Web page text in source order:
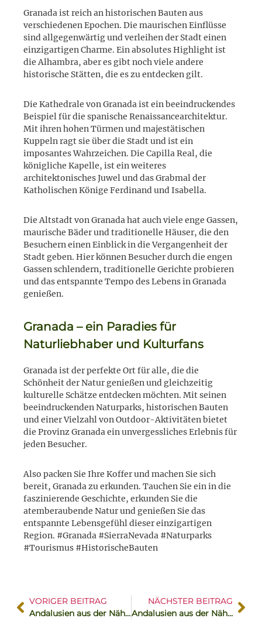
Granada ist reich an historischen Bauten aus
verschiedenen Epochen. Die maurischen Einflüsse
sind allgegenwärtig und verleihen der Stadt einen
einzigartigen Charme. Ein absolutes Highlight ist
die Alhambra, aber es gibt noch viele andere
historische Stätten, die es zu entdecken gilt.
Die Kathedrale von Granada ist ein beeindruckendes
Beispiel für die spanische Renaissancearchitektur.
Mit ihren hohen Türmen und majestätischen
Kuppeln ragt sie über die Stadt und ist ein
imposantes Wahrzeichen. Die Capilla Real, die
königliche Kapelle, ist ein weiteres
architektonisches Juwel und das Grabmal der
Katholischen Könige Ferdinand und Isabella.
Die Altstadt von Granada hat auch viele enge Gassen,
maurische Bäder und traditionelle Häuser, die den
Besuchern einen Einblick in die Vergangenheit der
Stadt geben. Hier können Besucher durch die engen
Gassen schlendern, traditionelle Gerichte probieren
und das entspannte Tempo des Lebens in Granada
genießen.
Granada – ein Paradies für
Naturliebhaber und Kulturfans
Granada ist der perfekte Ort für alle, die die
Schönheit der Natur genießen und gleichzeitig
kulturelle Schätze entdecken möchten. Mit seinen
beeindruckenden Naturparks, historischen Bauten
und einer Vielzahl von Outdoor-Aktivitäten bietet
die Provinz Granada ein unvergessliches Erlebnis für
jeden Besucher.
Also packen Sie Ihre Koffer und machen Sie sich
bereit, Granada zu erkunden. Tauchen Sie ein in die
faszinierende Geschichte, erkunden Sie die
atemberaubende Natur und genießen Sie das
entspannte Lebensgefühl dieser einzigartigen
Region. #Granada #SierraNevada #Naturparks
#Tourismus #HistorischeBauten
VORIGER BEITRAG
Andalusien aus der Nähe betrachtet – Teil 2: „Almeria“
NÄCHSTER BEITRAG
Andalusien aus der Nähe betrachtet – Teil 4: „Cádiz“